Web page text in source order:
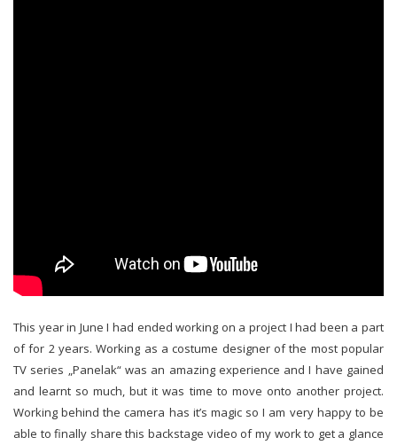
This year in June I had ended working on a project I had been a part
of for 2 years. Working as a costume designer of the most popular
TV series „Panelak“ was an amazing experience and I have gained
and learnt so much, but it was time to move onto another project.
Working behind the camera has it’s magic so I am very happy to be
able to finally share this backstage video of my work to get a glance